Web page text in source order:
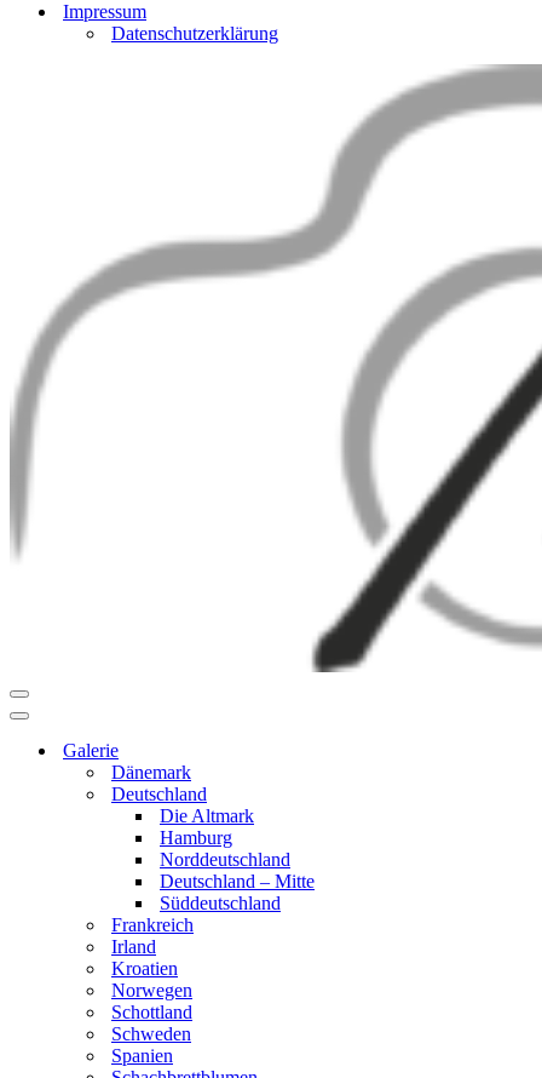
Impressum
Datenschutzerklärung
Navigationsmenü
Navigationsmenü
Galerie
Dänemark
Deutschland
Die Altmark
Hamburg
Norddeutschland
Deutschland – Mitte
Süddeutschland
Frankreich
Irland
Kroatien
Norwegen
Schottland
Schweden
Spanien